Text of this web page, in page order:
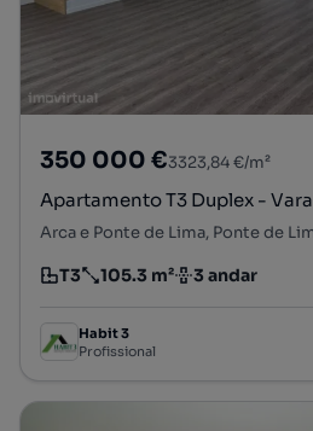
350 000 €3323,84 €/m²
Apartamento T3 Duplex -
Arca e Ponte de Lima, Ponte de
Tipologia
T3
Preço por metro quadrado
105.3 m²
Andar 3 andar
Habit 3
Profissional